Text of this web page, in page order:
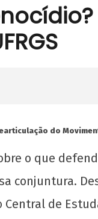
do
o que
conjuntura.
de